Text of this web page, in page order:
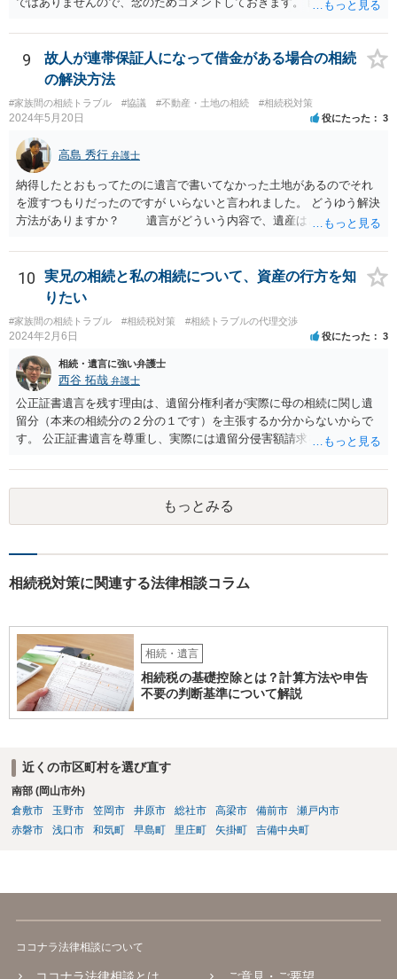
のではないかという視点もありますし、その場合には結局出さなけれ
ば不利益もあります。あるいは、後に虚偽主張をしたと指摘されるリ
スクもあります。 ですからそれを提出したことが事件処理として不適
切であるとか、結果においてマイナスを与えたということまではいえ
ないと思います。 依頼者とのコミュニケーション含む微妙な問題であ
り第三者にはあまりアドバイスしづらい問題であるということはご理
解いただければ幸いです。
9
故人が連帯保証人になって借金がある場合の相続
の解決方法
#家族間の相続トラブル #協議 #不動産・土地の相続 #相続税対策
2024年5月20日 役にたった 3
高島 秀行 弁護士
納得したとおもってたのに遺言で書いてなかった土地があるのでそれ
を渡すつもりだったのですが いらないと言われました。 どうゆう解決
方法がありますか？ 遺言がどういう内容で、遺産はどれくらいあ
分からないとあなたの質問に回答することは難しいです。 遺留分
が請求されるのであれば、遺留分は法改正により現金で支払うことに
なることから 土地を渡すということで解決しない可能性はありま
す。 ただ、遺言で書いていない土地は、遺産分割により、相手が
取得することとなる可能性はあります。 弁護士に面談で詳しい事
情を話して相談された方がよいと思います。
10
実兄の相続と私の相続について、資産の行方を知
りたい
#家族間の相続トラブル #相続税対策 #相続トラブルの代理交渉
2024年2月6日 役にたった 3
相続・遺言に強い弁護士
西谷 拓哉 弁護士
公正証書遺言を残す理由は、遺留分権利者が実際に母の相続に関し遺
留分（本来の相続分の２分の１です）を主張するか分からないからで
す。 公正証書遺言を尊重し、実際には遺留分侵害額請求を行使しない
留分相当額を分配する遺言を作ることも一つの方法です。
もっとみる
相続税対策に関連する法律相談コラム
相続・遺言
相続税の基礎控除とは？計算方法や申告
不要の判断基準について解説
近くの市区町村を選び直す
南部 (岡山市外)
倉敷市
玉野市 笠岡市 井原市 総社市 高梁市 備前市
瀬戸内市
赤磐市
浅口市 和気町 早島町 里庄町 矢掛町 吉備中央町
ココナラ法律相談について
ココナラ法律相談とは ご意見・ご要望